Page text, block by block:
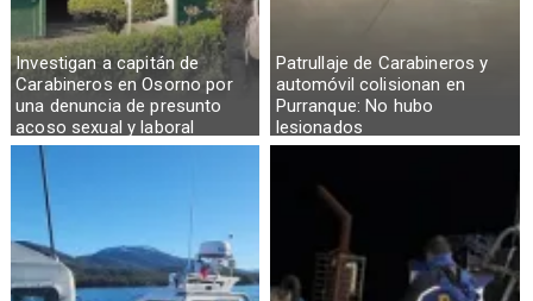
Investigan a capitán de
Carabineros en Osorno por
una denuncia de presunto
acoso sexual y laboral
Patrullaje de Carabineros y
automóvil colisionan en
Purranque: No hubo
lesionados